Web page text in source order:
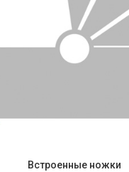
Встроенные ножки